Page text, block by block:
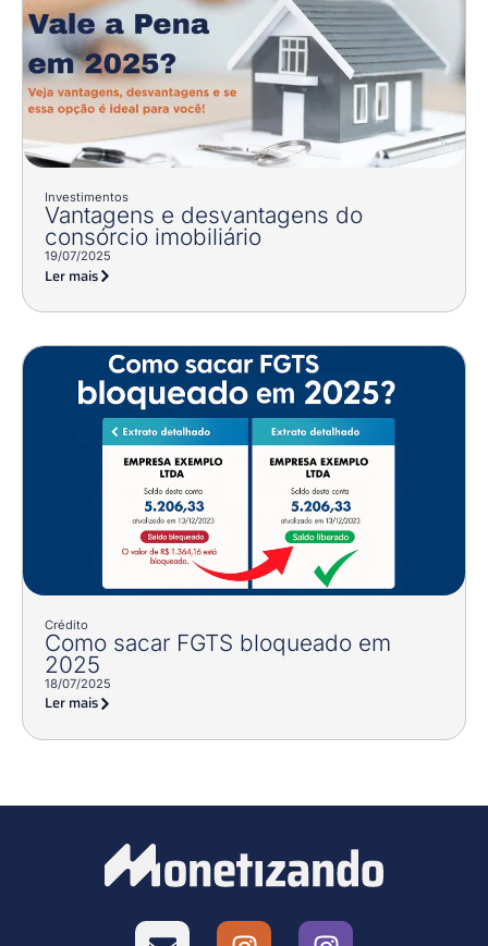
Investimentos
Vantagens e desvantagens do
consórcio imobiliário
19/07/2025
Ler mais
Crédito
Como sacar FGTS bloqueado em
2025
18/07/2025
Ler mais